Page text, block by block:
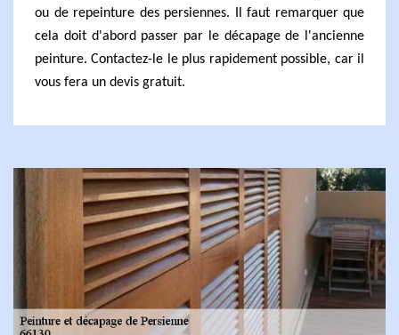
ou de repeinture des persiennes. Il faut remarquer que
cela doit d'abord passer par le décapage de l'ancienne
peinture. Contactez-le le plus rapidement possible, car il
vous fera un devis gratuit.